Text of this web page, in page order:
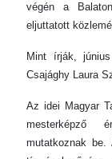
végén a
eljuttatott
Mint írják,
Csajághy Laura
Az idei Magyar
mesterképző
mutatkoznak be.